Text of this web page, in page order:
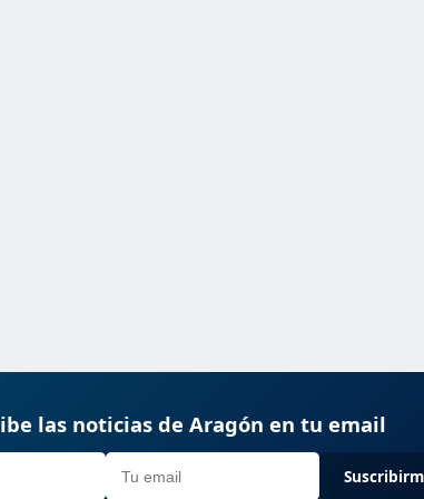
las noticias de Aragón en tu email